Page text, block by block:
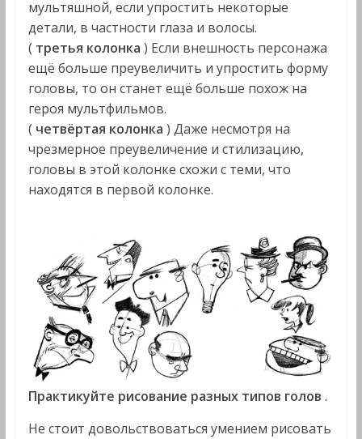
мультяшной, если упростить некоторые
детали, в частности глаза и волосы.
( третья колонка ) Если внешность персонажа
ещё больше преувеличить и упростить форму
головы, то он станет ещё больше похож на
героя мультфильмов.
( четвёртая колонка ) Даже несмотря на
чрезмерное преувеличение и стилизацию,
головы в этой колонке схожи с теми, что
находятся в первой колонке.
Практикуйте рисование разных типов голов .
Не стоит довольствоваться умением рисовать